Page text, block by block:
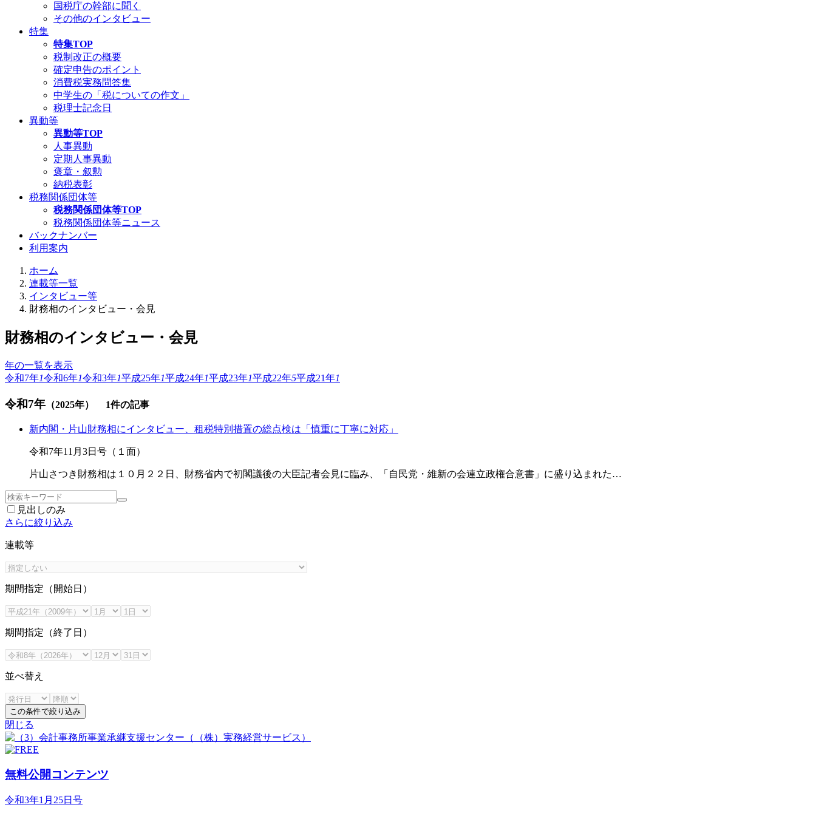
国税庁の幹部に聞く
その他のインタビュー
特集
特集TOP
税制改正の概要
確定申告のポイント
消費税実務問答集
中学生の「税についての作文」
税理士記念日
異動等
異動等TOP
人事異動
定期人事異動
褒章・叙勲
納税表彰
税務関係団体等
税務関係団体等TOP
税務関係団体等ニュース
バックナンバー
利用案内
ホーム
連載等一覧
インタビュー等
財務相のインタビュー・会見
財務相のインタビュー・会見
年の一覧を表示
令和7年1令和6年1令和3年1平成25年1平成24年1平成23年1平成22年5平成21年1
令和7年 （2025年） 1件の記事
新内閣・片山財務相にインタビュー、租税特別措置の総点検は「慎重に丁寧に対応」
令和7年11月3日号（１面）
片山さつき財務相は１０月２２日、財務省内で初閣議後の大臣記者会見に臨み、「自民党・維新の会連立政権合意書」に盛り込まれた…
見出しのみ
さらに絞り込み
連載等
期間指定（開始日）
期間指定（終了日）
並べ替え
この条件で絞り込み
閉じる
無料公開コンテンツ
令和3年1月25日号